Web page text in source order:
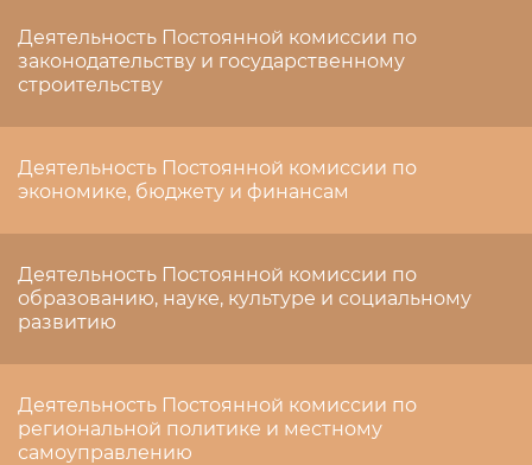
Деятельность Постоянной комиссии по
законодательству и государственному
строительству
Деятельность Постоянной комиссии по
экономике, бюджету и финансам
Деятельность Постоянной комиссии по
образованию, науке, культуре и социальному
развитию
Деятельность Постоянной комиссии по
региональной политике и местному
самоуправлению